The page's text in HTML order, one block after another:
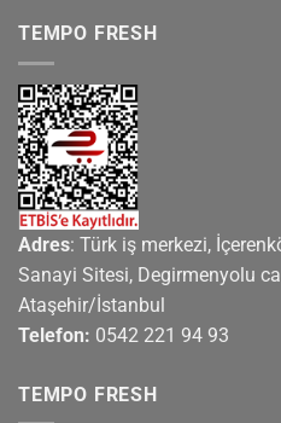
TEMPO FRESH
Adres: Türk iş merkezi,
Sanayi Sitesi, Degirmenyolu
Ataşehir/İstanbul
Telefon: 0542 221 94 93
TEMPO FRESH